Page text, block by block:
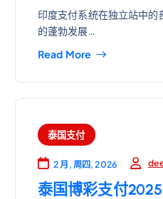
印度支付系统在独立站中的
的蓬勃发展…
Read More
泰国支付
2 月, 周四, 2026
泰国博彩支付2025